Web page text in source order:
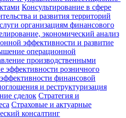
Консультирование в сфере
и развития территорий
организациям финансового
экономический анализ
эффективности и развитие
операционной
производственными
эффективности розничного
финансовой
и реструктуризация
сделок Стратегия и
Страховые и актуарные
консалтинг